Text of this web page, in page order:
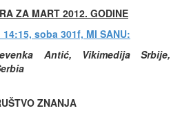
ZA MART 2012. GODINE
soba 301f, MI SANU:
Antić, Vikimedija Srbije,
ZNANJA